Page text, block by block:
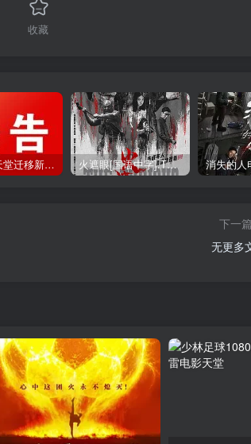
收藏
电影迅雷天堂迁移新服务器,正常更新，维护完毕! 火遮眼[国语中字].The.Furious.2026.1080p+2160p高清下载
下一篇
无更多